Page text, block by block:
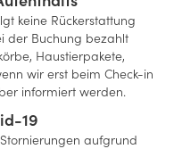
keine Rückerstattung
der Buchung bezahlt
Haustierpakete,
wir erst beim Check-in
informiert werden.
19
aufgrund